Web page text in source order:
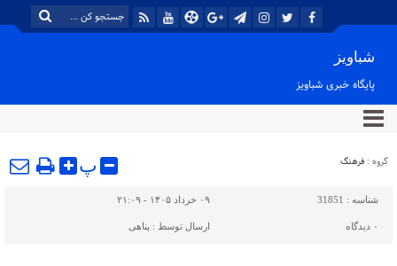
شباویز
پایگاه خبری شباویز
گروه : فرهنگ پ
شناسه : 31851 ۰۹ خرداد ۱۴۰۵ - ۲۱:۰۹
۰ دیدگاه ارسال توسط : پناهی